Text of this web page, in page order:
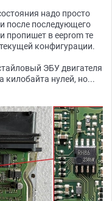
надо просто
после последующего
пропишет в eeprom те
конфигурации.
ЭБУ двигателя
килобайта нулей, но...